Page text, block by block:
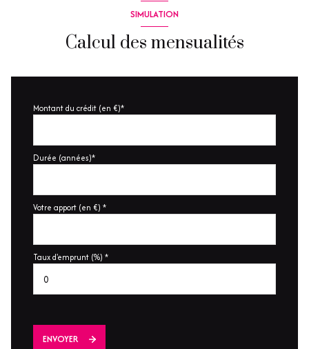
SIMULATION
Calcul des mensualités
Montant du crédit (en €)*
Durée (années)*
Votre apport (en €) *
Taux d'emprunt (%) *
ENVOYER